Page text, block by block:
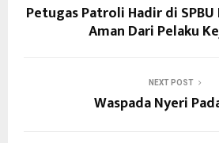
Petugas Patroli Hadir di
Aman Dari Pelaku
NEXT POST
Waspada Nyeri